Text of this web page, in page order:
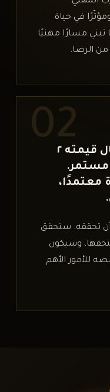
في حياة
مسارًا مهنيًا
الرضا.
02
مهنة مدرّب الحياة مجال قيمته ٢
مستمر.
معتمدًا،
تحققه. ستحقق
وسيكون
للأمور الأهم